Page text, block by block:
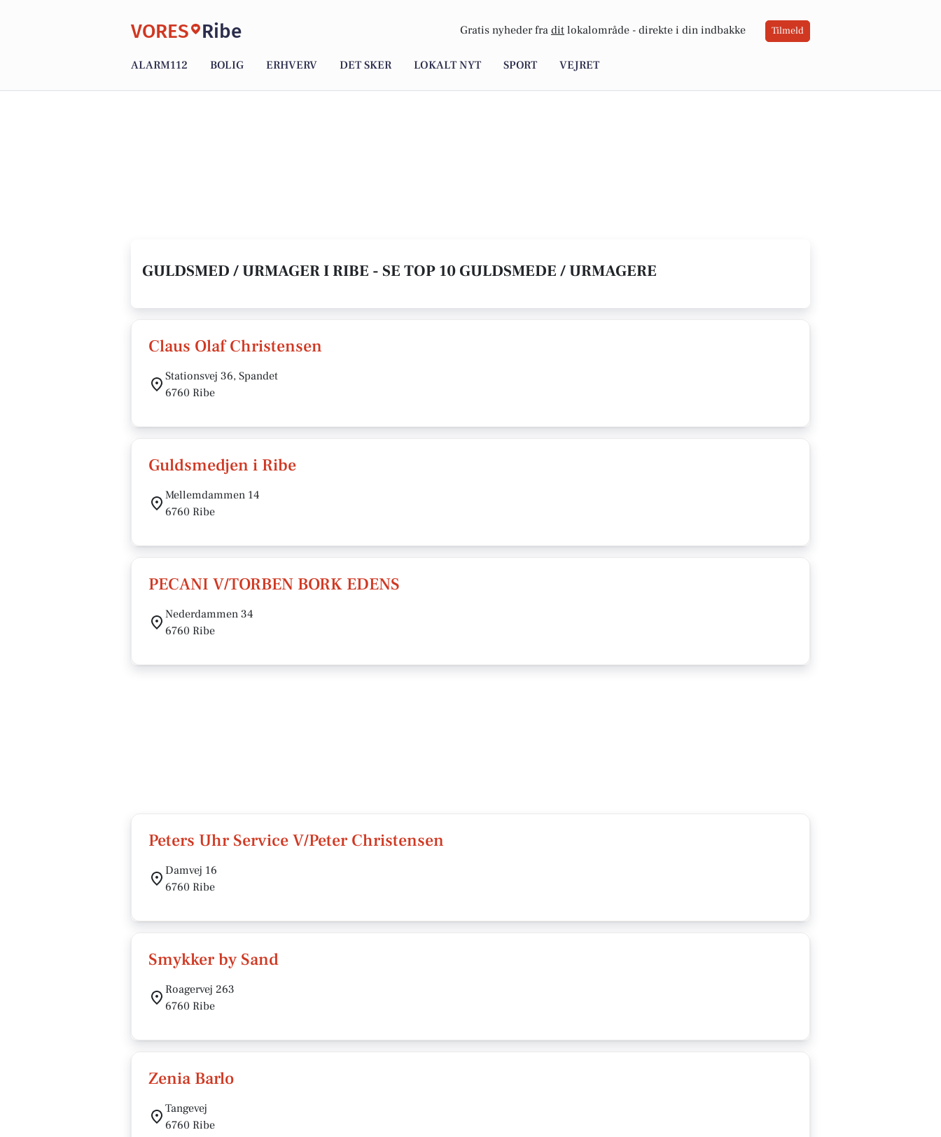
VORES Ribe Gratis nyheder fra dit lokalområde - direkte i din indbakke Tilmeld
ALARM112 BOLIG ERHVERV DET SKER LOKALT NYT SPORT VEJRET
GULDSMED / URMAGER I RIBE - SE TOP 10 GULDSMEDE / URMAGERE
Claus Olaf Christensen
Stationsvej 36, Spandet
6760 Ribe
Guldsmedjen i Ribe
Mellemdammen 14
6760 Ribe
PECANI V/TORBEN BORK EDENS
Nederdammen 34
6760 Ribe
Peters Uhr Service V/Peter Christensen
Damvej 16
6760 Ribe
Smykker by Sand
Roagervej 263
6760 Ribe
Zenia Barlo
Tangevej
6760 Ribe